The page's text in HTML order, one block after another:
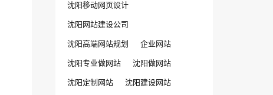
沈阳移动网页设计
沈阳网站建设公司
沈阳高端网站规划 企业网站
沈阳专业做网站 沈阳做网站
沈阳定制网站 沈阳建设网站